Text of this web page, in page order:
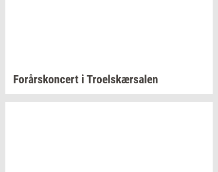
For­års­kon­cert i Tro­elskær­sa­len